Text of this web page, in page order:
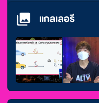
แกลเลอรี